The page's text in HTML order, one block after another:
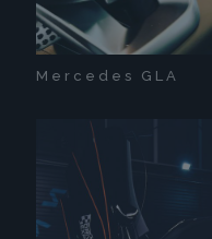
Mercedes GLA